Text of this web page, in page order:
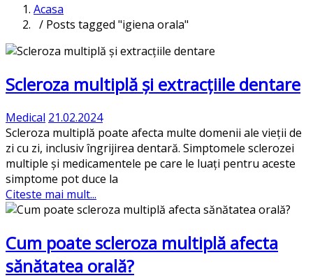
Acasa
/ Posts tagged "igiena orala"
Scleroza multiplă și extracțiile dentare
Medical 21.02.2024
Scleroza multiplă poate afecta multe domenii ale vieții de
zi cu zi, inclusiv îngrijirea dentară. Simptomele sclerozei
multiple și medicamentele pe care le luați pentru aceste
simptome pot duce la
Citeste mai mult...
Cum poate scleroza multiplă afecta
sănătatea orală?